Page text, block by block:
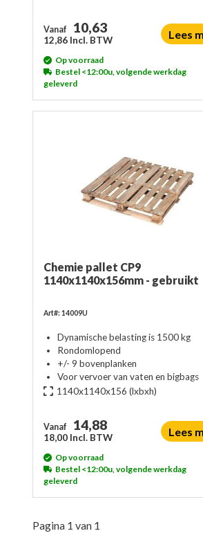
Vanaf 10,63
12,86 Incl. BTW Lees
Op voorraad
Bestel <12:00u, volgende werkdag
geleverd
Chemie pallet CP9
1140x1140x156mm - gebruikt
Art#: 14009U
Dynamische belasting is 1500 kg
Rondomlopend
+/- 9 bovenplanken
Voor vervoer van vaten en bigbags
1140x1140x156 (lxbxh)
Vanaf 14,88
18,00 Incl. BTW Lees
Op voorraad
Bestel <12:00u, volgende werkdag
geleverd
Pagina 1 van 1